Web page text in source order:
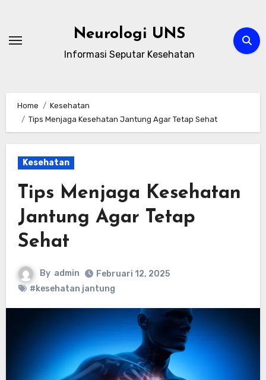
content
Neurologi UNS
Informasi Seputar Kesehatan
Home
Kesehatan
Tips Menjaga Kesehatan Jantung Agar Tetap Sehat
Kesehatan
Tips Menjaga Kesehatan
Jantung Agar Tetap
Sehat
By admin
Februari 12, 2025
#kesehatan jantung